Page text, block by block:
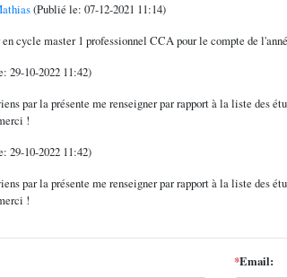
(Publié le: 07-12-2021 11:14)
cycle master 1 professionnel CCA pour le compte de
29-10-2022 11:42)
par la présente me renseigner par rapport à la liste des
!
29-10-2022 11:42)
par la présente me renseigner par rapport à la liste des
!
*Email: